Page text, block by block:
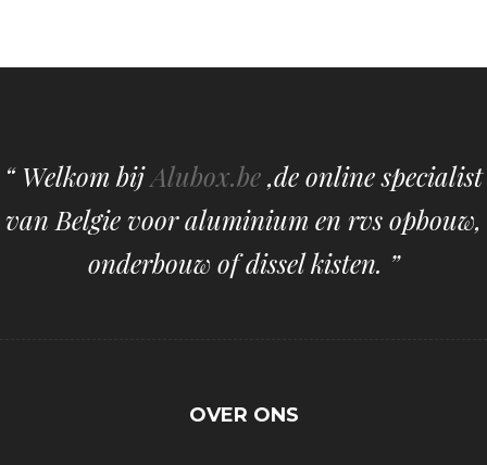
“ Welkom bijAlubox.be,de online specialist
van Belgie voor aluminium en rvs opbouw,
onderbouw of dissel kisten. ”
OVER ONS